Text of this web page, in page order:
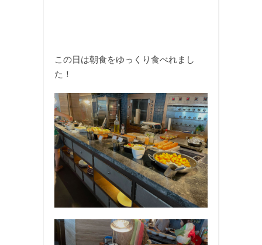
この日は朝食をゆっくり食べれまし
た！